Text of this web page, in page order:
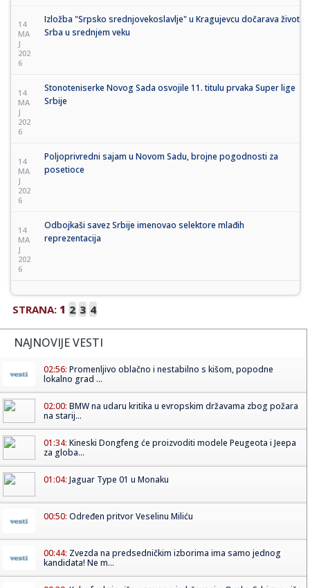
14
MA
J
202
6
Izložba "Srpsko srednjovekoslavlje" u Kragujevcu dočarava život
Srba u srednjem veku
14
MA
J
202
6
Stonoteniserke Novog Sada osvojile 11. titulu prvaka Super lige
Srbije
14
MA
J
202
6
Poljoprivredni sajam u Novom Sadu, brojne pogodnosti za
posetioce
14
MA
J
202
6
Odbojkaši savez Srbije imenovao selektore mlađih
reprezentacija
STRANA: 1 2 3 4
NAJNOVIJE VESTI
02:56: Promenljivo oblačno i nestabilno s kišom, popodne
lokalno grad ...
02:00: BMW na udaru kritika u evropskim državama zbog požara
na starij...
01:34: Kineski Dongfeng će proizvoditi modele Peugeota i Jeepa
za globa...
01:04: Jaguar Type 01 u Monaku
00:50: Određen pritvor Veselinu Miliću
00:44: Zvezda na predsedničkim izborima ima samo jednog
kandidata! Ne m...